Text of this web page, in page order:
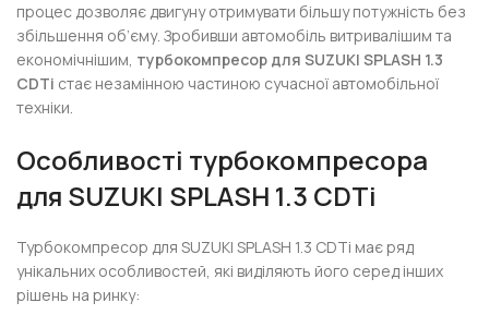
процес дозволяє двигуну отримувати більшу потужність без
збільшення об’єму. Зробивши автомобіль витривалішим та
економічнішим, турбокомпресор для SUZUKI SPLASH 1.3
CDTi стає незамінною частиною сучасної автомобільної
техніки.
Особливості турбокомпресора
для SUZUKI SPLASH 1.3 CDTi
Турбокомпресор для SUZUKI SPLASH 1.3 CDTi має ряд
унікальних особливостей, які виділяють його серед інших
рішень на ринку: